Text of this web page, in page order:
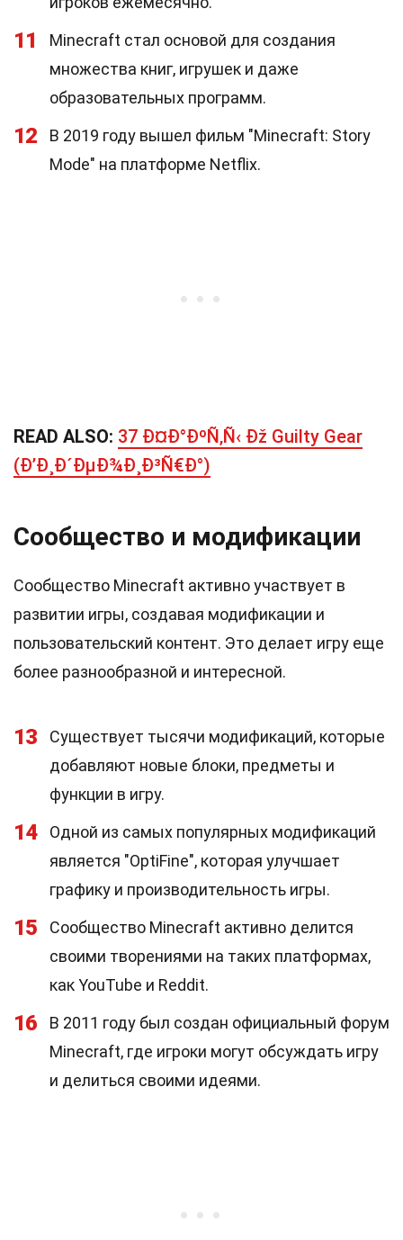
11
Minecraft стал основой для создания
множества книг, игрушек и даже
образовательных программ.
12
В 2019 году вышел фильм "Minecraft: Story
Mode" на платформе Netflix.
READ ALSO: 37 Ð¤Ð°ÐºÑ‚Ñ‹ Ðž Guilty Gear
(Ð’Ð¸Ð´ÐµÐ¾Ð¸Ð³Ñ€Ð°)
Сообщество и модификации
Сообщество Minecraft активно участвует в
развитии игры, создавая модификации и
пользовательский контент. Это делает игру еще
более разнообразной и интересной.
13
Существует тысячи модификаций, которые
добавляют новые блоки, предметы и
функции в игру.
14
Одной из самых популярных модификаций
является "OptiFine", которая улучшает
графику и производительность игры.
15
Сообщество Minecraft активно делится
своими творениями на таких платформах,
как YouTube и Reddit.
16
В 2011 году был создан официальный форум
Minecraft, где игроки могут обсуждать игру
и делиться своими идеями.